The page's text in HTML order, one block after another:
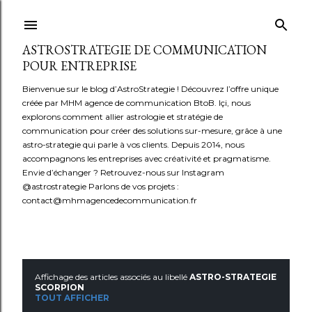
ASTROSTRATEGIE DE COMMUNICATION
POUR ENTREPRISE
Bienvenue sur le blog d’AstroStrategie ! Découvrez l’offre unique
créée par MHM agence de communication BtoB. Içi, nous
explorons comment allier astrologie et stratégie de
communication pour créer des solutions sur-mesure, grâce à une
astro-strategie qui parle à vos clients. Depuis 2014, nous
accompagnons les entreprises avec créativité et pragmatisme.
Envie d’échanger ? Retrouvez-nous sur Instagram
@astrostrategie Parlons de vos projets :
contact@mhmagencedecommunication.fr
AAffichage des articles associés au libellé ASTRO-STRATEGIE
SCORPION
TOUT AFFICHER